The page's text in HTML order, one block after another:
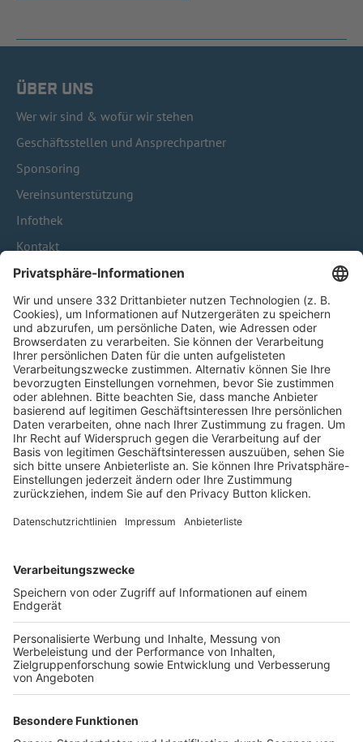
ÜBER UNS
Wer wir sind & wofür wir stehen
Geschäftsstellen und Ansprechpartner
Sponsoring
Vereinsunterstützung
Infothek
Kontakt
HÄUFIG BESUCHTE SEITEN
Pässe und Vereinswechsel
Trainerausbildung
Schulungsangebot Vereinsmitarbeiter
BFV-Geschäftsstellen
Trainerbörse
Login SpielPlus
FOLGE DEM BFV
TOP-VEREINE
TOP-PARTNER